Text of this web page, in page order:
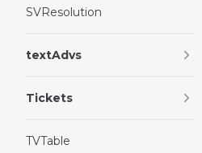
SVResolution
textAdvs
Tickets
TVTable